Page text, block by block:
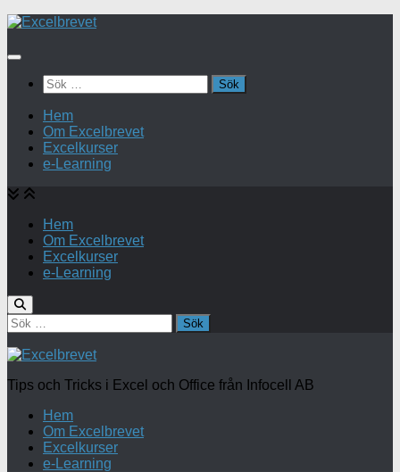
Under
Sök
efter:
Hem
Om Excelbrevet
Excelkurser
e-Learning
Hem
Om Excelbrevet
Excelkurser
e-Learning
Sök
efter:
Tips och Tricks i Excel och Office från Infocell AB
Hem
Om Excelbrevet
Excelkurser
e-Learning